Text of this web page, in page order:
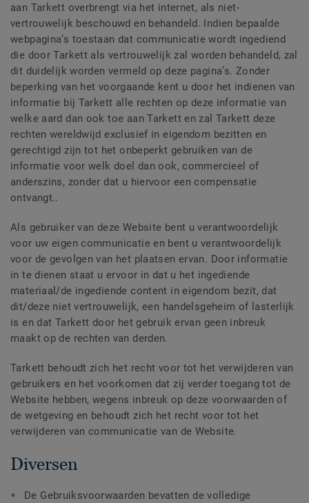
aan Tarkett overbrengt via het internet, als niet-
vertrouwelijk beschouwd en behandeld. Indien bepaalde
webpagina’s toestaan dat communicatie wordt ingediend
die door Tarkett als vertrouwelijk zal worden behandeld, zal
dit duidelijk worden vermeld op deze pagina’s. Zonder
beperking van het voorgaande kent u door het indienen van
informatie bij Tarkett alle rechten op deze informatie van
welke aard dan ook toe aan Tarkett en zal Tarkett deze
rechten wereldwijd exclusief in eigendom bezitten en
gerechtigd zijn tot het onbeperkt gebruiken van de
informatie voor welk doel dan ook, commercieel of
anderszins, zonder dat u hiervoor een compensatie
ontvangt..
Als gebruiker van deze Website bent u verantwoordelijk
voor uw eigen communicatie en bent u verantwoordelijk
voor de gevolgen van het plaatsen ervan. Door informatie
in te dienen staat u ervoor in dat u het ingediende
materiaal/de ingediende content in eigendom bezit, dat
dit/deze niet vertrouwelijk, een handelsgeheim of lasterlijk
is en dat Tarkett door het gebruik ervan geen inbreuk
maakt op de rechten van derden.
Tarkett behoudt zich het recht voor tot het verwijderen van
gebruikers en het voorkomen dat zij verder toegang tot de
Website hebben, wegens inbreuk op deze voorwaarden of
de wetgeving en behoudt zich het recht voor tot het
verwijderen van communicatie van de Website.
Diversen
De Gebruiksvoorwaarden bevatten de volledige